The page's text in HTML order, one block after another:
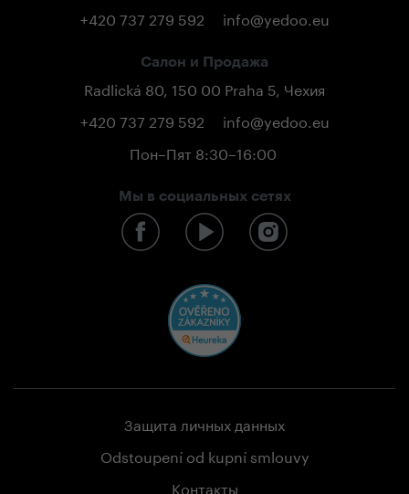
+420 737 279 592 info@yedoo.eu
Салон и Продажа
Radlická 80, 150 00 Praha 5, Чехия
+420 737 279 592
info@yedoo.eu
Пон–Пят 8:30–16:00
Мы в социальных сетях
Защита личных данных
Odstoupení od kupní smlouvy
Контакты